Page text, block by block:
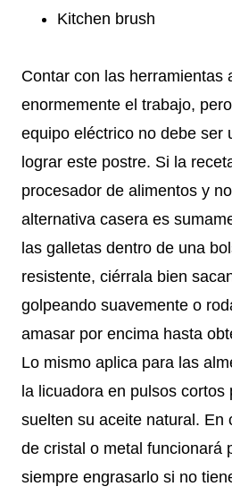
Kitchen brush
Contar con las herramientas
enormemente el trabajo,
equipo eléctrico no debe ser
lograr este postre. Si la
procesador de alimentos y
alternativa casera es
las galletas dentro de una
resistente, ciérrala bien
golpeando suavemente o
amasar por encima hasta
Lo mismo aplica para las
la licuadora en pulsos cortos
suelten su aceite natural. En
de cristal o metal funcionará
siempre engrasarlo si no